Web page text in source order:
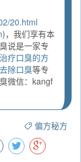
20.html
)，我们享有本
说是一家专
治疗口臭的方
去除口臭等专
微信：kangf
偏方秘方